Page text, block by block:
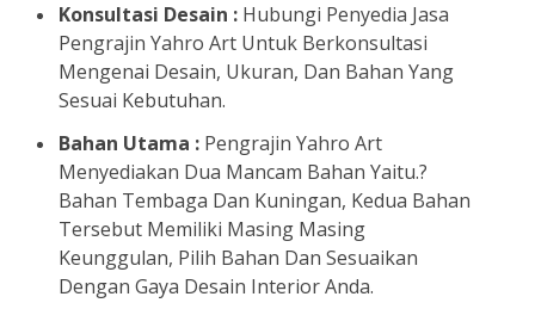
Konsultasi Desain : Hubungi Penyedia Jasa
Pengrajin Yahro Art Untuk Berkonsultasi
Mengenai Desain, Ukuran, Dan Bahan Yang
Sesuai Kebutuhan.
Bahan Utama : Pengrajin Yahro Art
Menyediakan Dua Mancam Bahan Yaitu.?
Bahan Tembaga Dan Kuningan, Kedua Bahan
Tersebut Memiliki Masing Masing
Keunggulan, Pilih Bahan Dan Sesuaikan
Dengan Gaya Desain Interior Anda.